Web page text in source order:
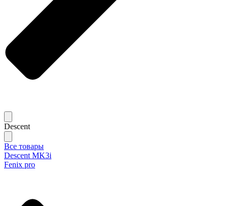
Descent
Все товары
Descent MK3i
Fenix pro